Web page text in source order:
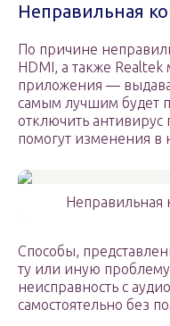
Неправильная
По причине
HDMI, а также Realtek
приложения —
самым лучшим будет
отключить антивирус
помогут изменения в
Неправильная
Способы,
ту или иную
неисправность с
самостоятельно без